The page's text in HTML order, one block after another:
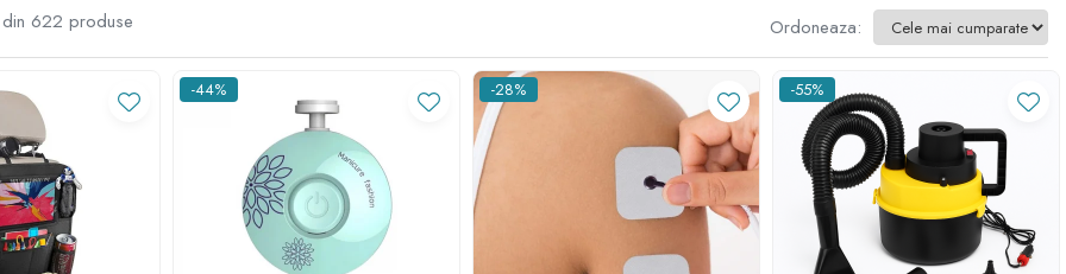
din 622 produse Ordoneaza:
-44% -28% -55%